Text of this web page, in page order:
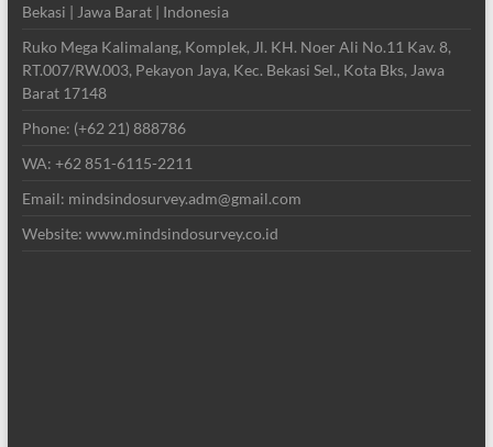
Bekasi | Jawa Barat | Indonesia
Ruko Mega Kalimalang, Komplek, Jl. KH. Noer Ali No.11 Kav. 8,
RT.007/RW.003, Pekayon Jaya, Kec. Bekasi Sel., Kota Bks, Jawa
Barat 17148
Phone: (+62 21) 888786
WA: +62 851-6115-2211
Email: mindsindosurvey.adm@gmail.com
Website: www.mindsindosurvey.co.id